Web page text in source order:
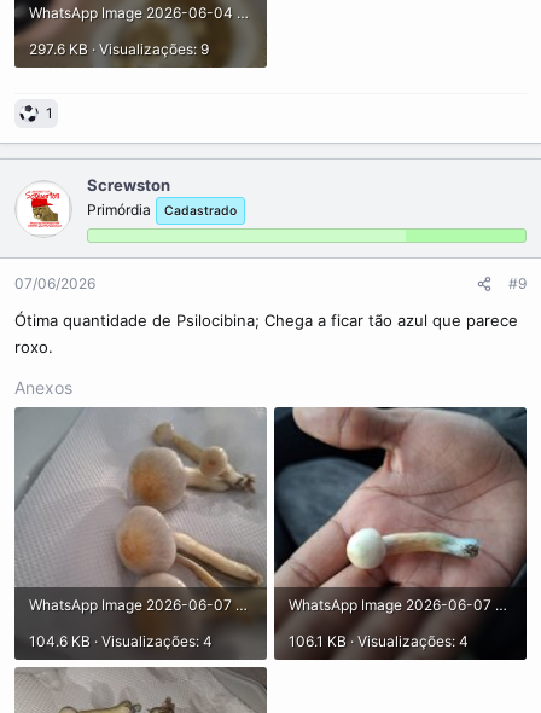
WhatsApp Image 2026-06-04 at 11.03.28 (2).jpeg
297.6 KB · Visualizações: 9
1
Screwston
Primórdia Cadastrado
07/06/2026 #9
Ótima quantidade de Psilocibina; Chega a ficar tão azul que parece
roxo.
Anexos
WhatsApp Image 2026-06-07 at 22.56.33.jpeg
104.6 KB · Visualizações: 4
WhatsApp Image 2026-06-07 at 22.56.32.jpeg
106.1 KB · Visualizações: 4